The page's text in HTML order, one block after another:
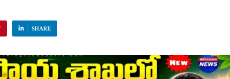
SHARE